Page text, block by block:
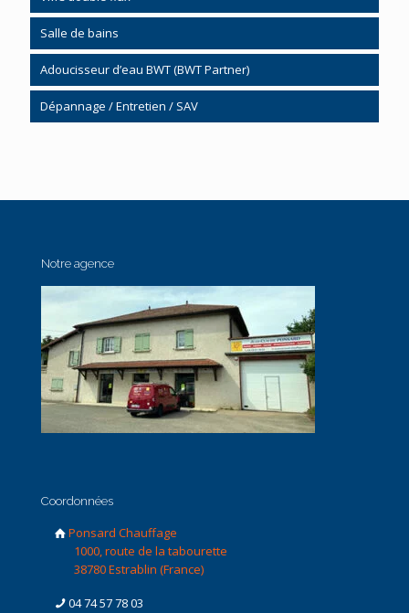
Salle de bains
Salle de bains clé en main
Kinemagic
Mobilier
Adoucisseur d’eau BWT (BWT Partner)
Dépannage / Entretien / SAV
Notre agence
Coordonnées
Ponsard Chauffage
1000, route de la tabourette
38780 Estrablin (France)
04 74 57 78 03